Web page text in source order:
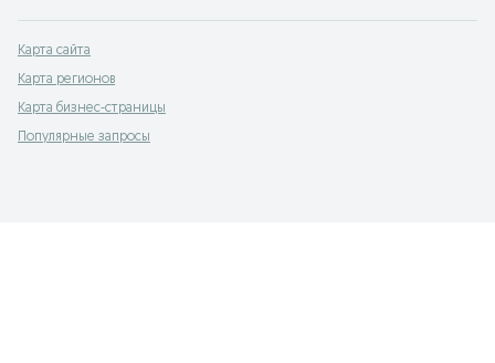
Карта сайта
Карта регионов
Карта бизнес-страницы
Популярные запросы